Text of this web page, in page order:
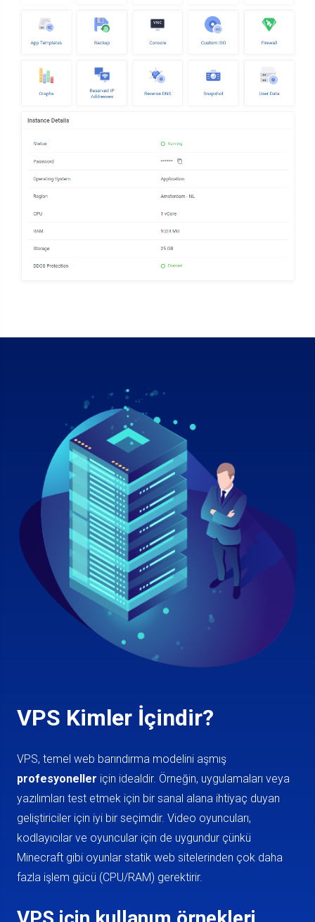
VPS Kimler İçindir?
VPS, temel web barındırma modelini aşmış
profesyoneller için idealdir. Örneğin, uygulamaları veya
yazılımları test etmek için bir sanal alana ihtiyaç duyan
geliştiriciler için iyi bir seçimdir. Video oyuncuları,
kodlayıcılar ve oyuncular için de uygundur çünkü
Minecraft gibi oyunlar statik web sitelerinden çok daha
fazla işlem gücü (CPU/RAM) gerektirir.